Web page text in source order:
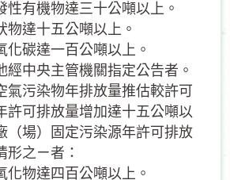
性有機物達三十公噸以上。
物達十五公噸以上。
化碳達一百公噸以上。
經中央主管機關指定公告者。
氣污染物年排放量推估較許可
許可排放量增加達十五公噸以
（場）固定污染源年許可排放
形之ㄧ者：
化物達四百公噸以上。